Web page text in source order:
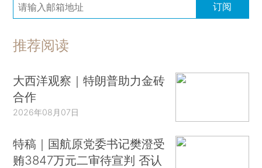
订阅
推荐阅读
大西洋观察｜特朗普助力金砖
合作
2026年08月07日
特稿｜国航原党委书记樊澄受
贿3847万元二审待宣判 否认